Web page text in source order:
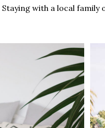
Staying with a local family